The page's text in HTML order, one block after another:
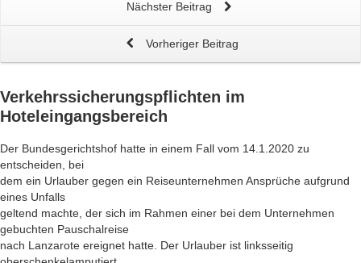
Nächster Beitrag
Vorheriger Beitrag
Verkehrssicherungspflichten im
Hoteleingangsbereich
Der Bundesgerichtshof hatte in einem Fall vom 14.1.2020 zu
entscheiden, bei
dem ein Urlauber gegen ein Reiseunternehmen Ansprüche aufgrund
eines Unfalls
geltend machte, der sich im Rahmen einer bei dem Unternehmen
gebuchten Pauschalreise
nach Lanzarote ereignet hatte. Der Urlauber ist linksseitig